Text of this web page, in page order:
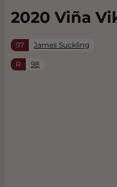
2020 Viña
97 James Suckling
R 98